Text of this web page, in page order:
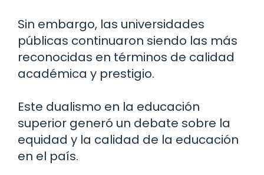
Sin embargo, las universidades
públicas continuaron siendo las más
reconocidas en términos de calidad
académica y prestigio.
Este dualismo en la educación
superior generó un debate sobre la
equidad y la calidad de la educación
en el país.